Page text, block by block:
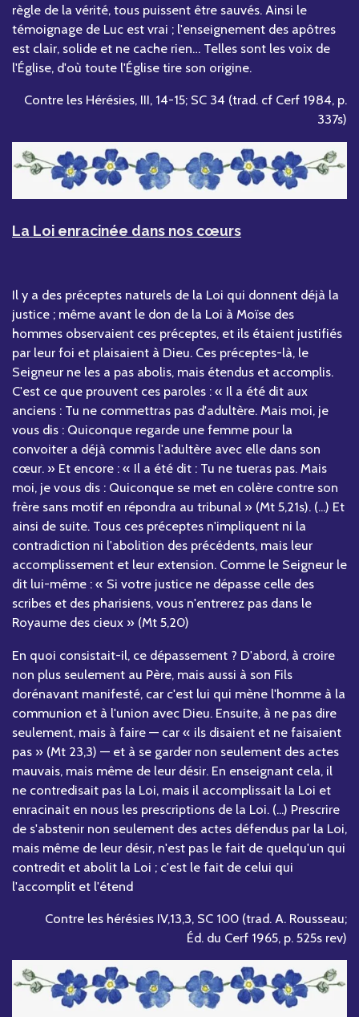
règle de la vérité, tous puissent être sauvés. Ainsi le
témoignage de Luc est vrai ; l'enseignement des apôtres
est clair, solide et ne cache rien… Telles sont les voix de
l'Église, d'où toute l'Église tire son origine.
Contre les Hérésies, III, 14-15; SC 34 (trad. cf Cerf 1984, p.
337s)
La Loi enracinée dans nos cœurs
Il y a des préceptes naturels de la Loi qui donnent déjà la
justice ; même avant le don de la Loi à Moïse des
hommes observaient ces préceptes, et ils étaient justifiés
par leur foi et plaisaient à Dieu. Ces préceptes-là, le
Seigneur ne les a pas abolis, mais étendus et accomplis.
C'est ce que prouvent ces paroles : « Il a été dit aux
anciens : Tu ne commettras pas d'adultère. Mais moi, je
vous dis : Quiconque regarde une femme pour la
convoiter a déjà commis l'adultère avec elle dans son
cœur. » Et encore : « Il a été dit : Tu ne tueras pas. Mais
moi, je vous dis : Quiconque se met en colère contre son
frère sans motif en répondra au tribunal » (Mt 5,21s). (...) Et
ainsi de suite. Tous ces préceptes n'impliquent ni la
contradiction ni l'abolition des précédents, mais leur
accomplissement et leur extension. Comme le Seigneur le
dit lui-même : « Si votre justice ne dépasse celle des
scribes et des pharisiens, vous n'entrerez pas dans le
Royaume des cieux » (Mt 5,20)
En quoi consistait-il, ce dépassement ? D'abord, à croire
non plus seulement au Père, mais aussi à son Fils
dorénavant manifesté, car c'est lui qui mène l'homme à la
communion et à l'union avec Dieu. Ensuite, à ne pas dire
seulement, mais à faire — car « ils disaient et ne faisaient
pas » (Mt 23,3) — et à se garder non seulement des actes
mauvais, mais même de leur désir. En enseignant cela, il
ne contredisait pas la Loi, mais il accomplissait la Loi et
enracinait en nous les prescriptions de la Loi. (...) Prescrire
de s'abstenir non seulement des actes défendus par la Loi,
mais même de leur désir, n'est pas le fait de quelqu'un qui
contredit et abolit la Loi ; c'est le fait de celui qui
l'accomplit et l'étend
Contre les hérésies IV,13,3, SC 100 (trad. A. Rousseau;
Éd. du Cerf 1965, p. 525s rev)